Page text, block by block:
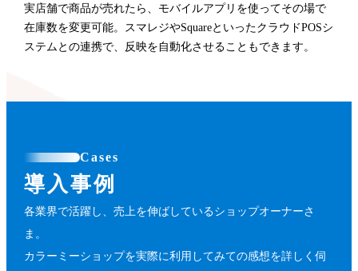
実店舗で商品が売れたら、モバイルアプリを使ってその場で
在庫数を変更可能。スマレジやSquareといったクラウドPOSシ
ステムとの連携で、反映を自動化させることもできます。
Cases
導入事例
各業界で活躍し、売上を伸ばしているショップオーナーさ
ま。
カラーミーショップを実際に利用してみての感想を詳しく伺